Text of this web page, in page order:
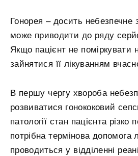
Гонорея – досить небезпечне
може приводити до ряду
Якщо пацієнт не
зайнятися її лікуванням
В першу чергу хвороба
розвиватися гонококовий
патології стан пацієнта
потрібна термінова допомога
проводиться у відділенні